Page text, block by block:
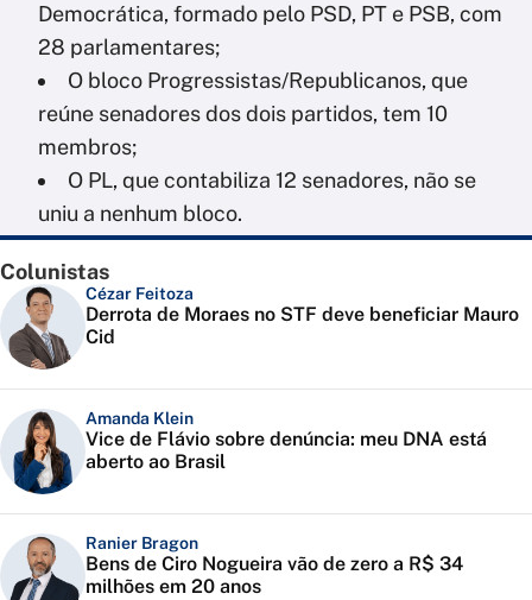
Democrática, formado pelo PSD, PT e PSB, com
28 parlamentares;
O bloco Progressistas/Republicanos, que
reúne senadores dos dois partidos, tem 10
membros;
O PL, que contabiliza 12 senadores, não se
uniu a nenhum bloco.
Colunistas
Cézar Feitoza
Derrota de Moraes no STF deve beneficiar Mauro
Cid
Amanda Klein
Vice de Flávio sobre denúncia: meu DNA está
aberto ao Brasil
Ranier Bragon
Bens de Ciro Nogueira vão de zero a R$ 34
milhões em 20 anos